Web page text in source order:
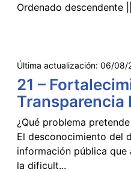
Ordenado descendente
Última actualización: 06/08/
21 –
Transparencia
¿Qué problema
El desconocimiento del
información pública que
la dificult...